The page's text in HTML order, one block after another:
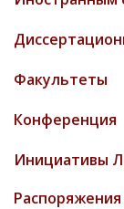
Факультеты
Конференция
Инициативы